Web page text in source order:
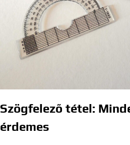
Szögfelező tétel:
érdemes